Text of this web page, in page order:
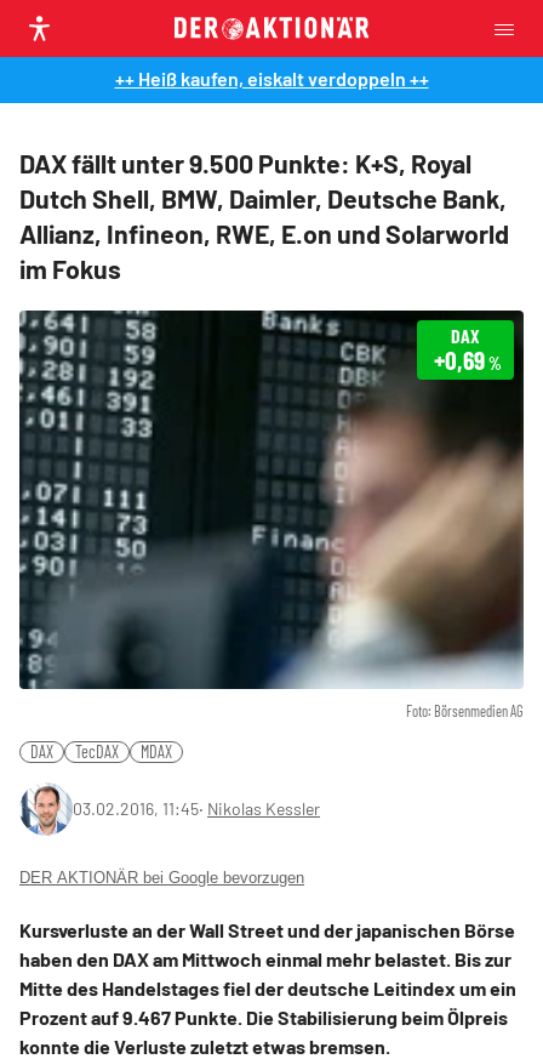
++ Heiß kaufen, eiskalt verdoppeln ++
DAX fällt unter 9.500 Punkte: K+S, Royal
Dutch Shell, BMW, Daimler, Deutsche Bank,
Allianz, Infineon, RWE, E.on und Solarworld
im Fokus
Foto: Börsenmedien AG
DAX
+0,69%
DAX TecDAX MDAX
03.02.2016, 11:45‧ Nikolas Kessler
DER AKTIONÄR bei Google bevorzugen
Kursverluste an der Wall Street und der japanischen Börse
haben den DAX am Mittwoch einmal mehr belastet. Bis zur
Mitte des Handelstages fiel der deutsche Leitindex um ein
Prozent auf 9.467 Punkte. Die Stabilisierung beim Ölpreis
konnte die Verluste zuletzt etwas bremsen.